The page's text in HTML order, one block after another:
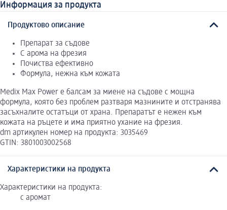
Информация за продукта
Продуктово описание
Препарат за съдове
С арома на фрезия
Почиства ефективно
Формула, нежна към кожата
Medix Max Power e балсам за миене на съдове с мощна
формула, която без проблем разтваря мазнините и отстранява
засъхналите остатъци от храна. Препаратът е нежен към
кожата на ръцете и има приятно ухание на фрезия.
dm артикулен номер на продукта: 3035469
GTIN: 3801003002568
Характеристики на продукта
Характеристики на продукта:
с аромат